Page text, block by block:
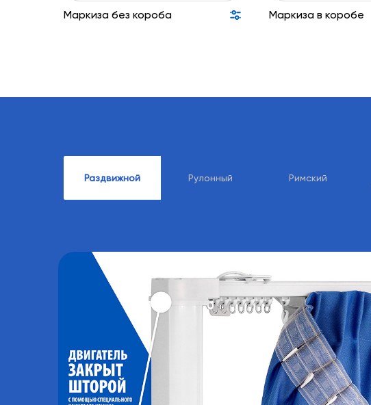
Маркиза без короба Маркиза в коробе
Раздвижной Рулонный Римский